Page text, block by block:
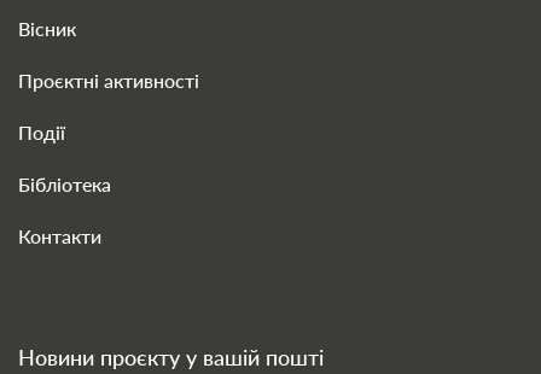
Вісник
Проєктні активності
Події
Бібліотека
Контакти
Новини проєкту у вашій пошті